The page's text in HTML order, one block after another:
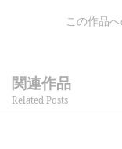
この作品
関連作品
Related Posts